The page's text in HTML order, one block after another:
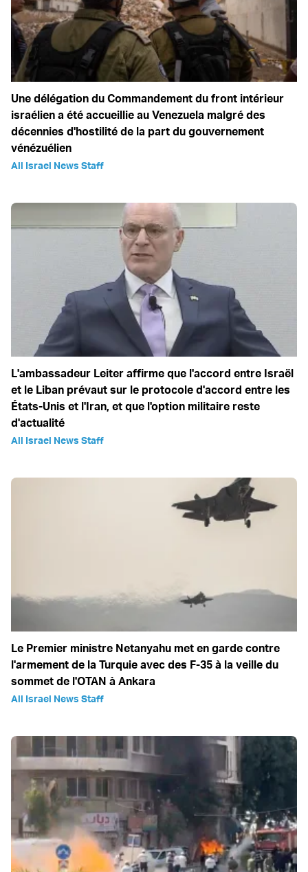
Une délégation du Commandement du front intérieur
israélien a été accueillie au Venezuela malgré des
décennies d'hostilité de la part du gouvernement
vénézuélien
All Israel News Staff
L'ambassadeur Leiter affirme que l'accord entre Israël
et le Liban prévaut sur le protocole d'accord entre les
États-Unis et l'Iran, et que l'option militaire reste
d'actualité
All Israel News Staff
Le Premier ministre Netanyahu met en garde contre
l'armement de la Turquie avec des F-35 à la veille du
sommet de l'OTAN à Ankara
All Israel News Staff